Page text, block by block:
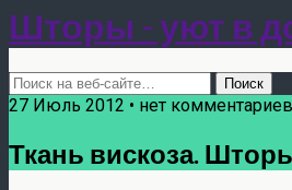
Шторы - уют в
27 Июль 2012 • нет комментариев
Ткань вискоза.